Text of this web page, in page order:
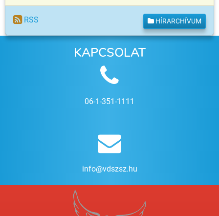
RSS HÍRARCHÍVUM
KAPCSOLAT
06-1-351-1111
info@vdszsz.hu